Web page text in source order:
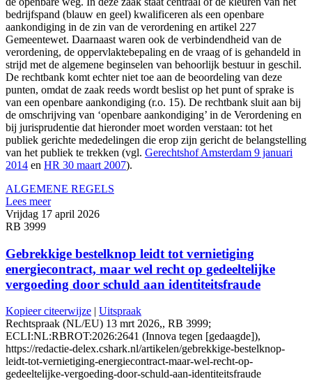
bedrijfspand (blauw en geel) kwalificeren als een openbare
aankondiging in de zin van de verordening en artikel 227
Gemeentewet. Daarnaast waren ook de verbindendheid van de
verordening, de oppervlaktebepaling en de vraag of is gehandeld in
strijd met de algemene beginselen van behoorlijk bestuur in geschil.
De rechtbank komt echter niet toe aan de beoordeling van deze
punten, omdat de zaak reeds wordt beslist op het punt of sprake is
van een openbare aankondiging (r.o. 15). De rechtbank sluit aan bij
de omschrijving van ‘openbare aankondiging’ in de Verordening en
bij jurisprudentie dat hieronder moet worden verstaan: tot het
publiek gerichte mededelingen die erop zijn gericht de belangstelling
van het publiek te trekken (vgl. Gerechtshof Amsterdam 9 januari
2014 en HR 30 maart 2007).
ALGEMENE REGELS
Lees meer
Vrijdag 17 april 2026
RB 3999
Gebrekkige bestelknop leidt tot vernietiging
energiecontract, maar wel recht op gedeeltelijke
vergoeding door schuld aan identiteitsfraude
Kopieer citeerwijze | Uitspraak
Rechtspraak (NL/EU) 13 mrt 2026,, RB 3999;
ECLI:NL:RBROT:2026:2641 (Innova tegen [gedaagde]),
https://redactie-delex.cshark.nl/artikelen/gebrekkige-bestelknop-
leidt-tot-vernietiging-energiecontract-maar-wel-recht-op-
gedeeltelijke-vergoeding-door-schuld-aan-identiteitsfraude